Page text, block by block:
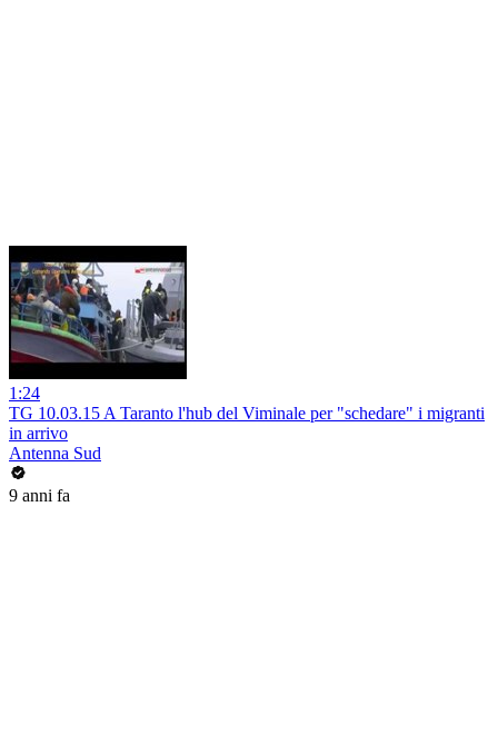
1:24
TG 10.03.15 A Taranto l'hub del Viminale per "schedare" i migranti
in arrivo
Antenna Sud
9 anni fa